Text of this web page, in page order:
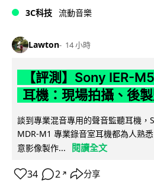
3C科技 流動音樂
Lawton 14 小時
【評測】Sony IER-
耳機：現場拍攝、後
談到專業混音專用的聲音監聽耳機
MDR-M1 專業錄音室耳機都為人熟
意影像製作...
閱讀全文
34 2 ↗ 分享